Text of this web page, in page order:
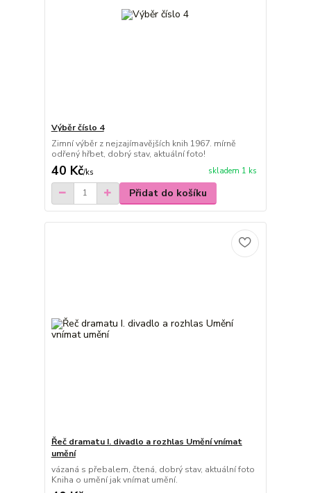
Výběr číslo 4
Zimní výběr z nejzajímavějších knih 1967. mírně
odřený hřbet, dobrý stav, aktuální foto!
40 Kč/ks skladem 1 ks
Přidat do košíku
Řeč dramatu I. divadlo a rozhlas Umění vnímat
umění
vázaná s přebalem, čtená, dobrý stav, aktuální foto
Kniha o umění jak vnímat umění.